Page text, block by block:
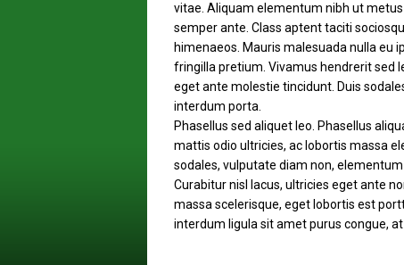
vitae. Aliquam elementum nibh ut
semper ante. Class aptent taciti
himenaeos. Mauris malesuada nulla eu
fringilla pretium. Vivamus hendrerit sed
eget ante molestie tincidunt. Duis
interdum porta.
Phasellus sed aliquet leo. Phasellus
mattis odio ultricies, ac lobortis massa
sodales, vulputate diam non,
Curabitur nisl lacus, ultricies eget ante
massa scelerisque, eget lobortis est
interdum ligula sit amet purus congue,